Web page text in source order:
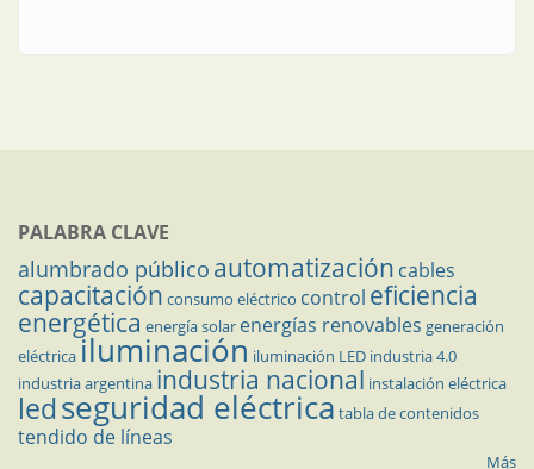
PALABRA CLAVE
alumbrado público automatización cables
capacitación consumo eléctrico control eficiencia
energética energía solar energías renovables generación
eléctricailuminación iluminación LED industria 4.0
industria argentina industria nacional instalación eléctrica
ledseguridad eléctrica tabla de contenidos
tendido de líneas
Más